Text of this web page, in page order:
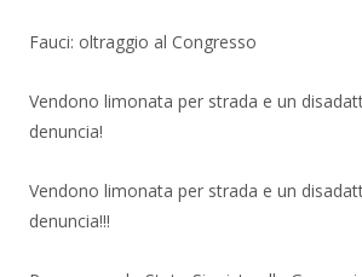
Fauci: oltraggio al Congresso
Vendono limonata per strada e un
denuncia!
Vendono limonata per strada e un
denuncia!!!